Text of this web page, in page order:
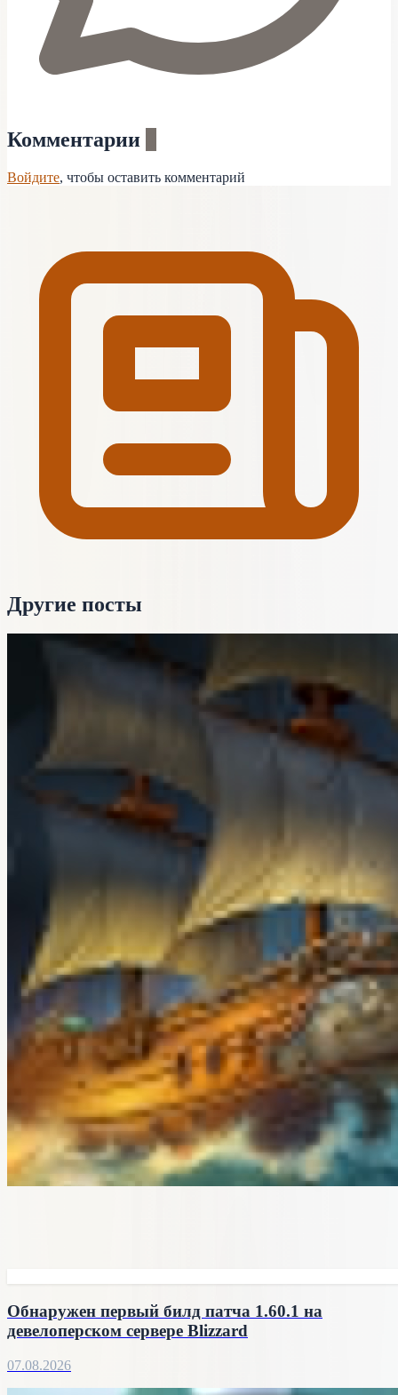
Комментарии
Войдите, чтобы оставить комментарий
Другие посты
Обнаружен первый билд патча 1.60.1 на
девелоперском сервере Blizzard
07.08.2026